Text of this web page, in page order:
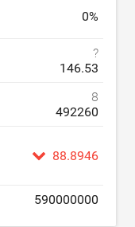
0%
?
146.53
8
492260
88.8946
590000000